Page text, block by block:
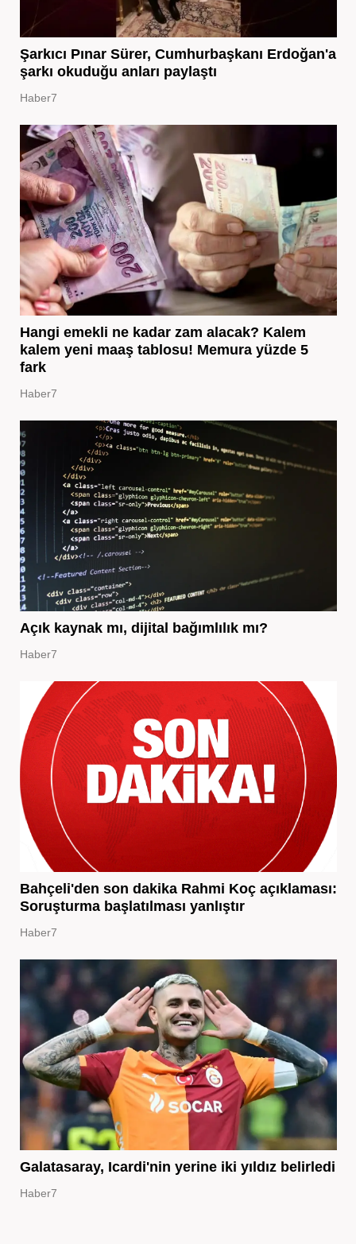
Şarkıcı Pınar Sürer, Cumhurbaşkanı Erdoğan'a
şarkı okuduğu anları paylaştı
Haber7
Hangi emekli ne kadar zam alacak? Kalem
kalem yeni maaş tablosu! Memura yüzde 5
fark
Haber7
Açık kaynak mı, dijital bağımlılık mı?
Haber7
Bahçeli'den son dakika Rahmi Koç açıklaması:
Soruşturma başlatılması yanlıştır
Haber7
Galatasaray, Icardi'nin yerine iki yıldız belirledi
Haber7